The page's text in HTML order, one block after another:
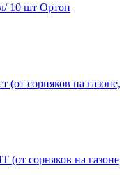
10 шт Ортон
сорняков на газоне,
сорняков на газоне